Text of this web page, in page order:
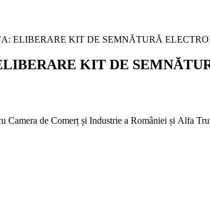
KIT DE
Camera de Comerț și Industrie a României și Alfa